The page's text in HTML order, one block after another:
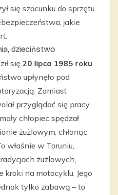
się szacunku do sprzętu
jakie
dzieciństwo
się 20 lipca 1985 roku
upłynęło pod
Zamiast
przyglądać się pracy
chłopiec spędzał
żużlowym, chłonąc
właśnie w Toruniu,
żużlowych,
kroki na motocyklu. Jego
tylko zabawą – to